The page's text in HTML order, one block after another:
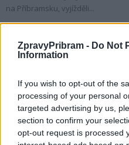
ZpravyPribram - Do Not
Information
If you wish to opt-out of the
processing of your personal
targeted advertising by us,
section to confirm your
opt-out request is processed
na Příbramsku, vyjížděli...